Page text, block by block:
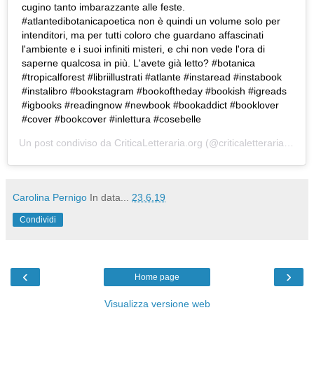
cugino tanto imbarazzante alle feste.
#atlantedibotanicapoetica non è quindi un volume solo per
intenditori, ma per tutti coloro che guardano affascinati
l'ambiente e i suoi infiniti misteri, e chi non vede l'ora di
saperne qualcosa in più. L'avete già letto? #botanica
#tropicalforest #libriillustrati #atlante #instaread #instabook
#instalibro #bookstagram #bookoftheday #bookish #igreads
#igbooks #readingnow #newbook #bookaddict #booklover
#cover #bookcover #inlettura #cosebelle
Un post condiviso da CriticaLetteraria.org (@criticaletteraria) in data:
Carolina Pernigo In data... 23.6.19
Condividi
‹ ›
Home page
Visualizza versione web